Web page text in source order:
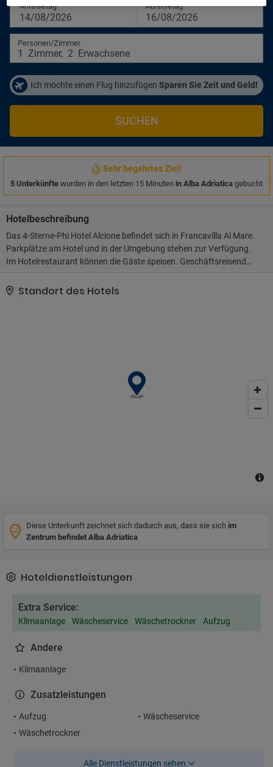
Anreisetag
14/08/2026
Abreisetag
16/08/2026
Personen/Zimmer
1 Zimmer, 2 Erwachsene
Ich möchte einen Flug hinzufügen Sparen Sie Zeit und Geld!
SUCHEN
Sehr begehrtes Ziel!
5 Unterkünfte wurden in den letzten 15 Minuten in Alba Adriatica gebucht
Hotelbeschreibung
Das 4-Sterne-Phi Hotel Alcione befindet sich in Francavilla Al Mare.
Parkplätze am Hotel und in der Umgebung stehen zur Verfügung.
Im Hotelrestaurant können die Gäste speisen. Geschäftsreisende
in jedem Zimmer vorhanden. Im gesamten Hotel gilt ein
Massagen und Sauna. Hotelgäste können sich im hoteleigenen
Außenpool entspannen (in den Sommermonaten geöffnet). Ein
Standort des Hotels
Diese Unterkunft zeichnet sich dadurch aus, dass sie sich im
Zentrum befindet Alba Adriatica
Hoteldienstleistungen
Extra Service:
Klimaanlage Wäscheservice Wäschetrockner Aufzug
Andere
Klimaanlage
Zusatzleistungen
Aufzug
Wäscheservice
Wäschetrockner
Alle Dienstleistungen sehen